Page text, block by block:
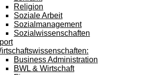
Religion
Soziale Arbeit
Sozialmanagement
Sozialwissenschaften
Business Administration
BWL & Wirtschaft